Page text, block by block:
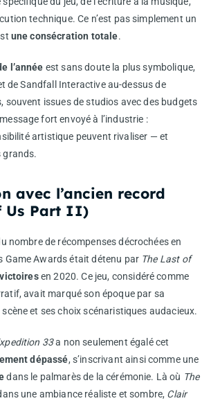
technique. Ce n’est pas simplement un
une consécration totale.
l’année est sans doute la plus symbolique,
de Sandfall Interactive au-dessus de
souvent issues de studios avec des budgets
fort envoyé à l’industrie :
artistique peuvent rivaliser — et
grands.
avec l’ancien record
Us Part II)
nombre de récompenses décrochées en
Game Awards était détenu par The Last of
en 2020. Ce jeu, considéré comme
avait marqué son époque par sa
et ses choix scénaristiques audacieux.
33a non seulement égalé cet
dépassé, s’inscrivant ainsi comme une
dans le palmarès de la cérémonie. Là où The
une ambiance réaliste et sombre, Clair